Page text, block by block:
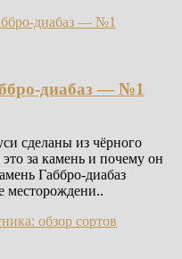
диабаз — №1
сделаны из чёрного
за камень и почему он
Габбро-диабаз
месторождени..